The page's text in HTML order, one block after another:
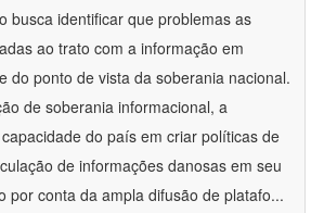
busca identificar que problemas as
ao trato com a informação em
do ponto de vista da soberania nacional.
de soberania informacional, a
do país em criar políticas de
de informações danosas em seu
por conta da ampla difusão de platafo...